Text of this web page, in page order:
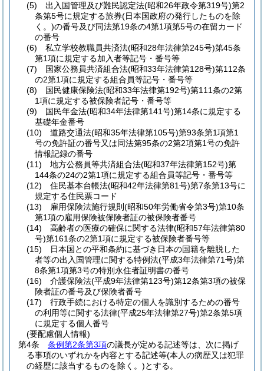
(5)
出入国管理及び難民認定法(昭和26年政令第319号)第2
条第5号に規定する旅券(日本国政府の発行したものを除
く。)の番号及び同法第19条の4第1項第5号の在留カード
の番号
(6)
私立学校教職員共済法(昭和28年法律第245号)第45条
第1項に規定する加入者等記号・番号等
(7)
国家公務員共済組合法(昭和33年法律第128号)第112条
の2第1項に規定する組合員等記号・番号等
(8)
国民健康保険法(昭和33年法律第192号)第111条の2第
1項に規定する被保険者記号・番号等
(9)
国民年金法(昭和34年法律第141号)第14条に規定する
基礎年金番号
(10)
道路交通法(昭和35年法律第105号)第93条第1項第1
号の免許証の番号又は同法第95条の2第2項第1号の免許
情報記録の番号
(11)
地方公務員等共済組合法(昭和37年法律第152号)第
144条の24の2第1項に規定する組合員等記号・番号等
(12)
住民基本台帳法(昭和42年法律第81号)第7条第13号に
規定する住民票コード
(13)
雇用保険法施行規則 (昭和50年労働省令第3号)第10条
第1項の雇用保険被保険者証の被保険者番号
(14)
高齢者の医療の確保に関する法律(昭和57年法律第80
号)第161条の2第1項に規定する被保険者番号等
(15)
日本国との平和条約に基づき日本の国籍を離脱した
者等の出入国管理に関する特例法(平成3年法律第71号)第
8条第1項第3号の特別永住者証明書の番号
(16)
介護保険法(平成9年法律第123号)第12条第3項の被保
険者証の番号及び保険者番号
(17)
行政手続における特定の個人を識別するための番号
の利用等に関する法律(平成25年法律第27号)第2条第5項
に規定する個人番号
(要配慮個人情報)
第4条
条例第2条第3項の議長が定める記述等は、次に掲げ
る事項のいずれかを内容とする記述等(本人の病歴又は犯罪
の経歴に該当するものを除く。)とする。